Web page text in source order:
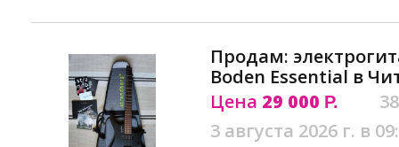
Продам:
Boden Essential в
Цена 29 000 Р.
3 августа 2026 г. в